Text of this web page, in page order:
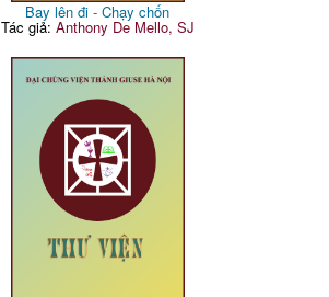
Bay lên đi - Chạy chốn
Tác giả: Anthony De Mello, SJ